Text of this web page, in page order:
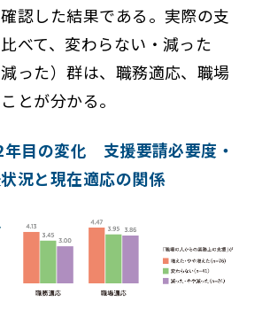
認した結果である。実際の支
べて、変わらない・減った
減った）群は、職務適応、職場
とが分かる。
年目の変化 支援要請必要度・
況と現在適応の関係